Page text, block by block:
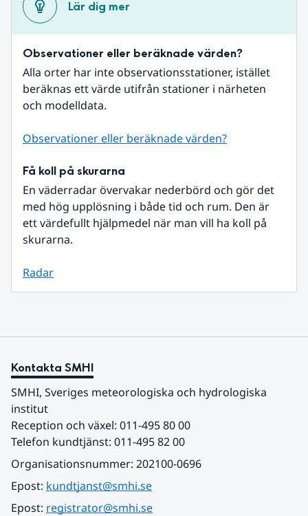
Lär dig mer
Observationer eller beräknade värden?
Alla orter har inte observationsstationer, istället
beräknas ett värde utifrån stationer i närheten
och modelldata.
Observationer eller beräknade värden?
Få koll på skurarna
En väderradar övervakar nederbörd och gör det
med hög upplösning i både tid och rum. Den är
ett värdefullt hjälpmedel när man vill ha koll på
skurarna.
Radar
Kontakta SMHI
SMHI, Sveriges meteorologiska och hydrologiska
institut
Reception och växel: 011-495 80 00
Telefon kundtjänst: 011-495 82 00
Organisationsnummer: 202100-0696
Epost: kundtjanst@smhi.se
Epost: registrator@smhi.se